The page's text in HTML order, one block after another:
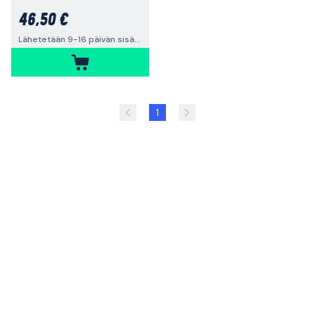
46,50 €
Lähetetään 9-16 päivän sisällä
1